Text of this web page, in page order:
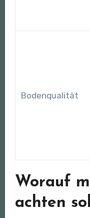
Bodenqualität
Worauf
achten